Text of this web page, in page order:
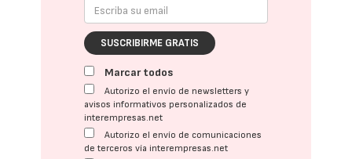
SUSCRIBIRME GRATIS
Marcar todos
Autorizo el envío de newsletters y
avisos informativos personalizados de
interempresas.net
Autorizo el envío de comunicaciones
de terceros vía interempresas.net